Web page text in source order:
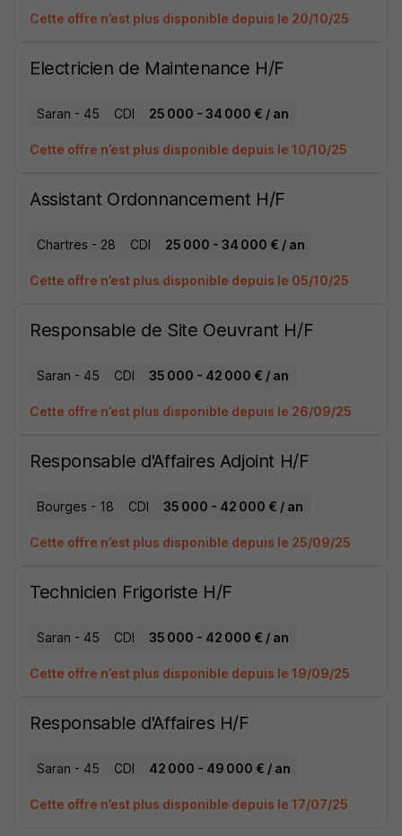
Cette offre n’est plus disponible depuis le 20/10/25
Electricien de Maintenance H/F
Saran - 45 CDI 25 000 - 34 000 € / an
Cette offre n’est plus disponible depuis le 10/10/25
Assistant Ordonnancement H/F
Chartres - 28 CDI 25 000 - 34 000 € / an
Cette offre n’est plus disponible depuis le 05/10/25
Responsable de Site Oeuvrant H/F
Saran - 45 CDI 35 000 - 42 000 € / an
Cette offre n’est plus disponible depuis le 26/09/25
Responsable d'Affaires Adjoint H/F
Bourges - 18 CDI 35 000 - 42 000 € / an
Cette offre n’est plus disponible depuis le 25/09/25
Technicien Frigoriste H/F
Saran - 45 CDI 35 000 - 42 000 € / an
Cette offre n’est plus disponible depuis le 19/09/25
Responsable d'Affaires H/F
Saran - 45 CDI 42 000 - 49 000 € / an
Cette offre n’est plus disponible depuis le 17/07/25